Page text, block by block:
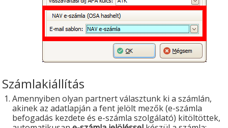
Számlakiállítás
Amennyiben olyan partnert választunk ki a számlán,
akinek az adatlapján a fent jelölt mezők (e-számla
befogadás kezdete és e-számla szolgálató) kitöltöttek,